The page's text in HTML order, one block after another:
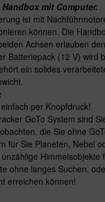
mit Computer.
ist mit
können. Die
Achsen erlauben
Batteriepack (12 V) wird
ein solides
einfach per Knopfdruck!
GoTo System sind
die Sie ohne
für Sie Planeten, Nebel
ohne langes Suchen,
erreichen können!